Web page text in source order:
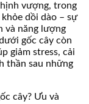
vượng, trong
dồi dào – sự
và năng lượng
gốc cây còn
giảm stress, cải
thần sau những